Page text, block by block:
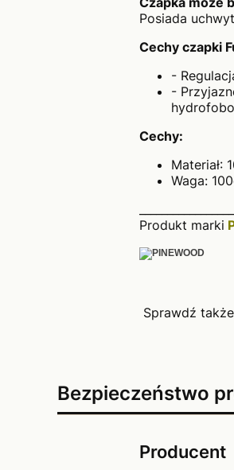
Posiada
Cechy czapki
-
-
Cechy:
Materiał:
Waga:
Produkt marki
Sprawdź
Bezpieczeństwo
Producent